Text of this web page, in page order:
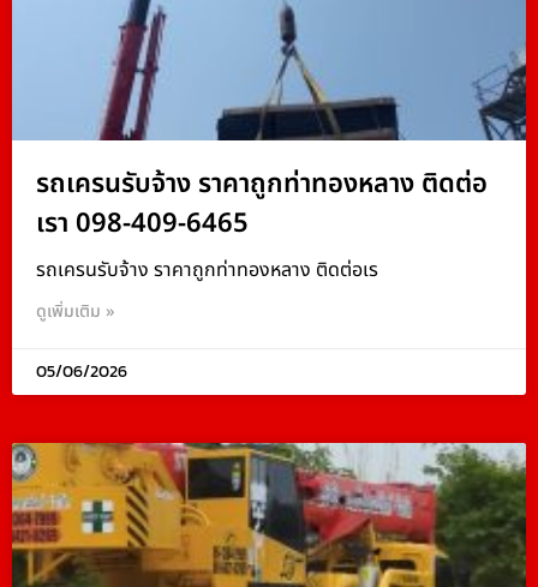
รถเครนรับจ้าง ราคาถูกท่าทองหลาง ติดต่อ
เรา 098-409-6465
รถเครนรับจ้าง ราคาถูกท่าทองหลาง ติดต่อเร
ดูเพิ่มเติม »
05/06/2026